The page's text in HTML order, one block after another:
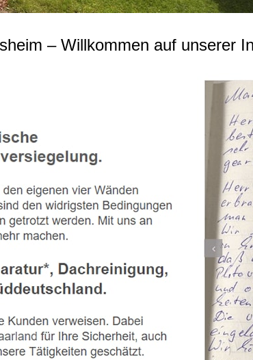
– Willkommen auf unserer